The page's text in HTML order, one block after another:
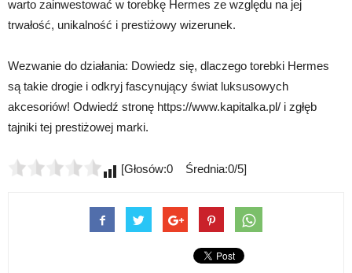
warto zainwestować w torebkę Hermes ze względu na jej
trwałość, unikalność i prestiżowy wizerunek.
Wezwanie do działania: Dowiedz się, dlaczego torebki Hermes
są takie drogie i odkryj fascynujący świat luksusowych
akcesoriów! Odwiedź stronę https://www.kapitalka.pl/ i zgłęb
tajniki tej prestiżowej marki.
[Głosów:0 Średnia:0/5]